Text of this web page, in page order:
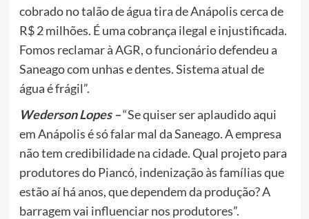
cobrado no talão de água tira de Anápolis cerca de
R$ 2 milhões. É uma cobrança ilegal e injustificada.
Fomos reclamar à AGR, o funcionário defendeu a
Saneago com unhas e dentes. Sistema atual de
água é frágil”.
Wederson Lopes –“Se quiser ser aplaudido aqui
em Anápolis é só falar mal da Saneago. A empresa
não tem credibilidade na cidade. Qual projeto para
produtores do Piancó, indenização às famílias que
estão aí há anos, que dependem da produção? A
barragem vai influenciar nos produtores”.